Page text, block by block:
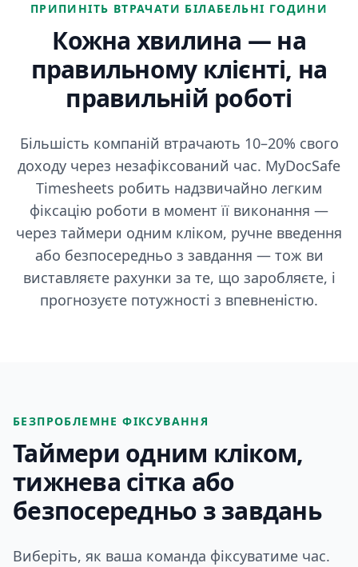
ПРИПИНІТЬ ВТРАЧАТИ БІЛАБЕЛЬНІ ГОДИНИ
Кожна хвилина — на
правильному клієнті, на
правильній роботі
Більшість компаній втрачають 10–20% свого
доходу через незафіксований час. MyDocSafe
Timesheets робить надзвичайно легким
фіксацію роботи в момент її виконання —
через таймери одним кліком, ручне введення
або безпосередньо з завдання — тож ви
виставляєте рахунки за те, що заробляєте, і
прогнозуєте потужності з впевненістю.
БЕЗПРОБЛЕМНЕ ФІКСУВАННЯ
Таймери одним кліком,
тижнева сітка або
безпосередньо з завдань
Виберіть, як ваша команда фіксуватиме час.